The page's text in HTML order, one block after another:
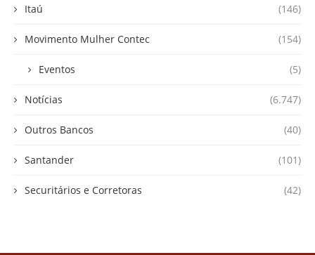
Itaú (146)
Movimento Mulher Contec (154)
Eventos (5)
Notícias (6.747)
Outros Bancos (40)
Santander (101)
Securitários e Corretoras (42)